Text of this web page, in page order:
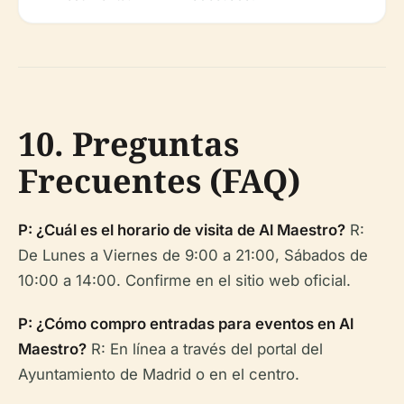
10. Preguntas
Frecuentes (FAQ)
P: ¿Cuál es el horario de visita de Al Maestro? R:
De Lunes a Viernes de 9:00 a 21:00, Sábados de
10:00 a 14:00. Confirme en el sitio web oficial.
P: ¿Cómo compro entradas para eventos en Al
Maestro? R: En línea a través del portal del
Ayuntamiento de Madrid o en el centro.